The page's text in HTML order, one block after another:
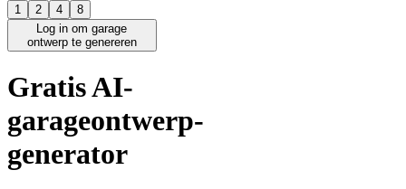
1 2 4
8
Log in om garage
ontwerp te genereren
Gratis AI-
garageontwerp-
generator